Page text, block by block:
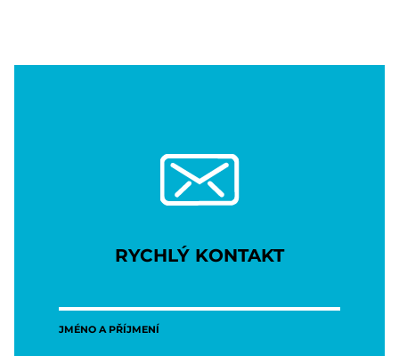
RYCHLÝ KONTAKT
JMÉNO A PŘÍJMENÍ